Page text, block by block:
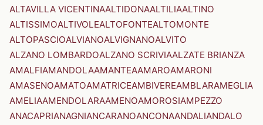
ALTAVILLA VICENTINAALTIDONAALTILIAALTINO
ALTISSIMOALTIVOLEALTOFONTEALTOMONTE
ALTOPASCIOALVIANOALVIGNANOALVITO
ALZANO LOMBARDOALZANO SCRIVIAALZATE BRIANZA
AMALFIAMANDOLAAMANTEAAMAROAMARONI
AMASENOAMATOAMATRICEAMBIVEREAMBLARAMEGLIA
AMELIAAMENDOLARAAMENOAMOROSIAMPEZZO
ANACAPRIANAGNIANCARANOANCONAANDALIANDALO